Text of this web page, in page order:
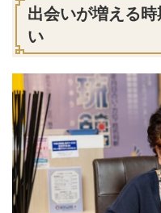
出会いが増える
い